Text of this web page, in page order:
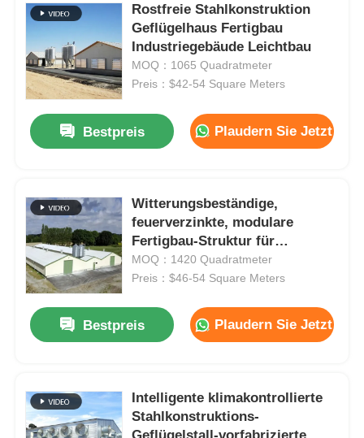
Produkte
Videos
Über uns
Qualitätskontrolle
Kontakt
Nachrichten
Referenzen
Rostfreie Stahlkonstruktion
Geflügelhaus Fertigbau
Industriegebäude Leichtbau
MOQ：1065 Quadratmeter
Preis：$42-54 Square Meters
Bestpreis Plaudern Sie Jetzt
Witterungsbeständige,
feuerverzinkte, modulare
Fertigbau-Struktur für
Geflügelställe
MOQ：1420 Quadratmeter
Preis：$46-54 Square Meters
Bestpreis Plaudern Sie Jetzt
Intelligente klimakontrollierte
Stahlkonstruktions-
Geflügelstall-vorfabrizierte